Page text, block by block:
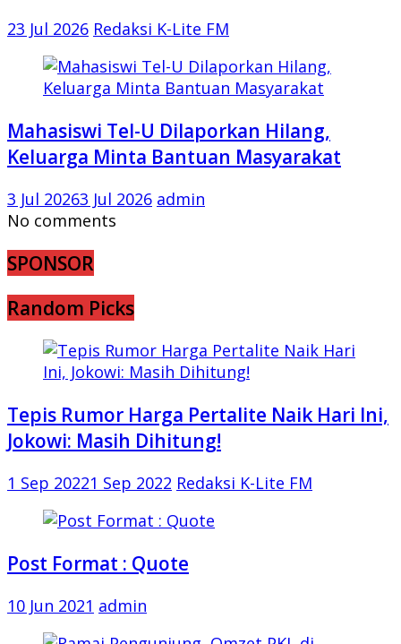
23 Jul 2026 Redaksi K-Lite FM
Mahasiswi Tel-U Dilaporkan Hilang,
Keluarga Minta Bantuan Masyarakat
3 Jul 20263 Jul 2026 admin
No comments
SPONSOR
Random Picks
Tepis Rumor Harga Pertalite Naik Hari Ini,
Jokowi: Masih Dihitung!
1 Sep 20221 Sep 2022 Redaksi K-Lite FM
Post Format : Quote
10 Jun 2021 admin